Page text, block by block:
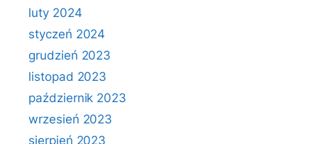
luty 2024
styczeń 2024
grudzień 2023
listopad 2023
październik 2023
wrzesień 2023
sierpień 2023